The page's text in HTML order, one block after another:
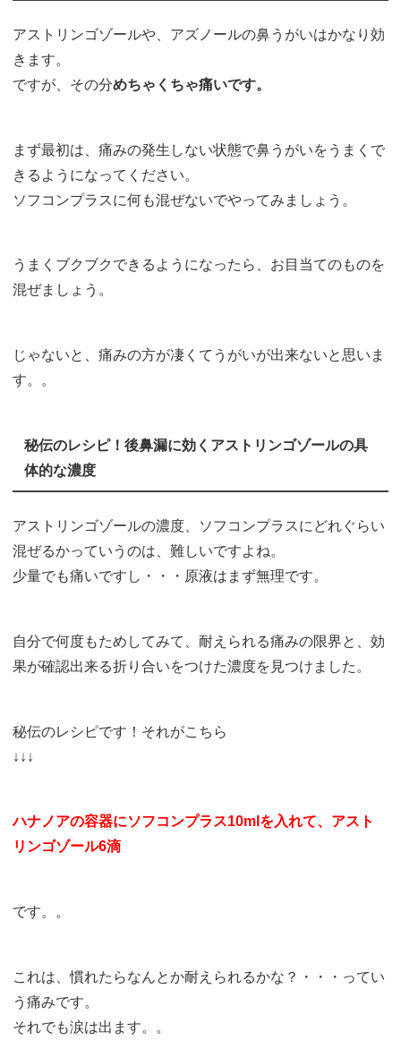
アストリンゴゾールや、アズノールの鼻うがいはかなり効
きます。
ですが、その分めちゃくちゃ痛いです。
まず最初は、痛みの発生しない状態で鼻うがいをうまくで
きるようになってください。
ソフコンプラスに何も混ぜないでやってみましょう。
うまくブクブクできるようになったら、お目当てのものを
混ぜましょう。
じゃないと、痛みの方が凄くてうがいが出来ないと思いま
す。。
秘伝のレシピ！後鼻漏に効くアストリンゴゾールの具
体的な濃度
アストリンゴゾールの濃度、ソフコンプラスにどれぐらい
混ぜるかっていうのは、難しいですよね。
少量でも痛いですし・・・原液はまず無理です。
自分で何度もためしてみて、耐えられる痛みの限界と、効
果が確認出来る折り合いをつけた濃度を見つけました。
秘伝のレシピです！それがこちら
↓↓↓
ハナノアの容器にソフコンプラス10mlを入れて、アスト
リンゴゾール6滴
です。。
これは、慣れたらなんとか耐えられるかな？・・・ってい
う痛みです。
それでも涙は出ます。。